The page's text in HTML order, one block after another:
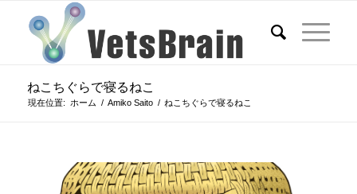
ねこちぐらで寝るねこ
現在位置: ホーム / Amiko Saito / ねこちぐらで寝るねこ